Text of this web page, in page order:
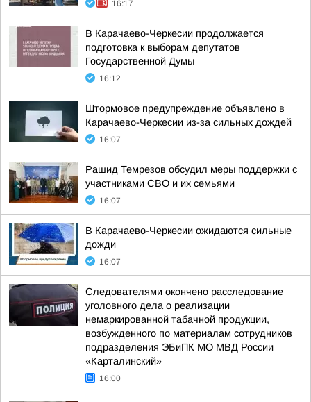
16:17
В Карачаево-Черкесии продолжается
подготовка к выборам депутатов
Государственной Думы
16:12
Штормовое предупреждение объявлено в
Карачаево-Черкесии из-за сильных дождей
16:07
Рашид Темрезов обсудил меры поддержки с
участниками СВО и их семьями
16:07
В Карачаево-Черкесии ожидаются сильные
дожди
16:07
Следователями окончено расследование
уголовного дела о реализации
немаркированной табачной продукции,
возбужденного по материалам сотрудников
подразделения ЭБиПК МО МВД России
«Карталинский»
16:00